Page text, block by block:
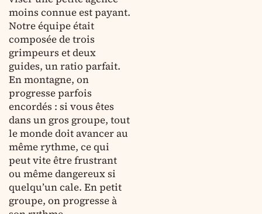
moins connue est payant.
Notre équipe était
composée de trois
grimpeurs et deux
guides, un ratio parfait.
En montagne, on
progresse parfois
encordés : si vous êtes
dans un gros groupe, tout
le monde doit avancer au
même rythme, ce qui
peut vite être frustrant
ou même dangereux si
quelqu’un cale. En petit
groupe, on progresse à